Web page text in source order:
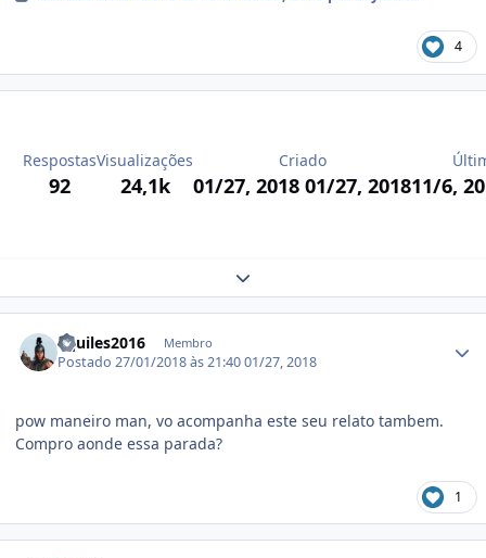
4
Respostas
92
Visualizações
24,1k
Criado
01/27, 2018 01/27, 201811/6,
Expand topic overview
aquiles2016 Membro
Postado27/01/2018 às 21:4001/27, 2018
pow maneiro man, vo acompanha este seu relato tambem.
Compro aonde essa parada?
1